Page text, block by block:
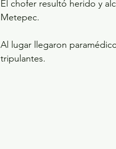
El chofer resultó herido y
Metepec.
Al lugar llegaron
tripulantes.